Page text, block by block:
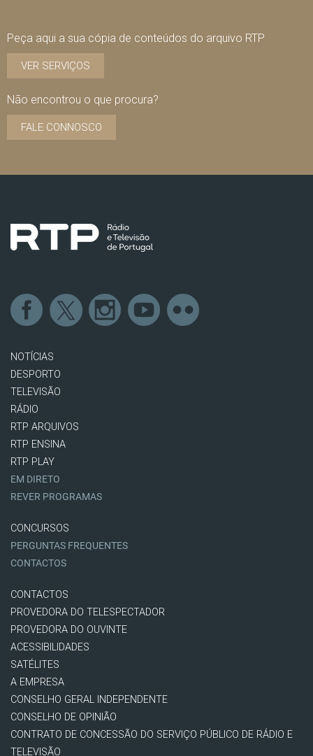
Peça aqui a sua cópia de conteúdos do arquivo RTP
VER SERVIÇOS
Não encontrou o que procura?
FALE CONNOSCO
NOTÍCIAS
DESPORTO
TELEVISÃO
RÁDIO
RTP ARQUIVOS
RTP ENSINA
RTP PLAY
EM DIRETO
REVER PROGRAMAS
CONCURSOS
PERGUNTAS FREQUENTES
CONTACTOS
CONTACTOS
PROVEDORA DO TELESPECTADOR
PROVEDORA DO OUVINTE
ACESSIBILIDADES
SATÉLITES
A EMPRESA
CONSELHO GERAL INDEPENDENTE
CONSELHO DE OPINIÃO
CONTRATO DE CONCESSÃO DO SERVIÇO PÚBLICO DE RÁDIO E
TELEVISÃO